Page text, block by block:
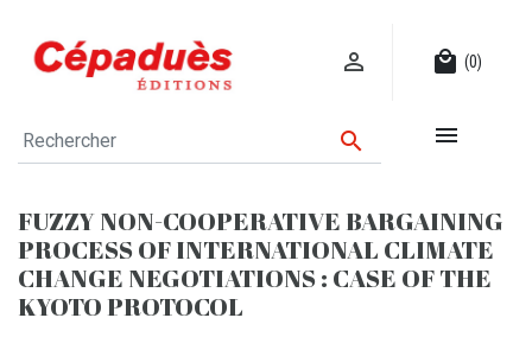
 local_mall (0)
 
FUZZY NON-COOPERATIVE BARGAINING
PROCESS OF INTERNATIONAL CLIMATE
CHANGE NEGOTIATIONS : CASE OF THE
KYOTO PROTOCOL